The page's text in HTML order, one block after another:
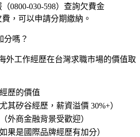
0800-030-598）查詢欠費金
，可以申請分期繳納。
分嗎？
外工作經歷在台灣求職市場的價值取
歷的價值
其矽谷經歷，薪資溢價 30%+）
外商金融背景受歡迎）
果是國際品牌經歷有加分）